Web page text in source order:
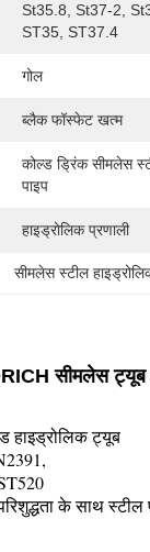
St35.8, St37-2,
ST35, ST37.4
गोल
ब्लैक फॉस्फेट खत्म
कोल्ड ड्रिंक सीमलेस
पाइप
हाइड्रोलिक प्रणाली
सीमलेस स्टील
सीमलेस ट्यूब
हाइड्रोलिक ट्यूब
के साथ